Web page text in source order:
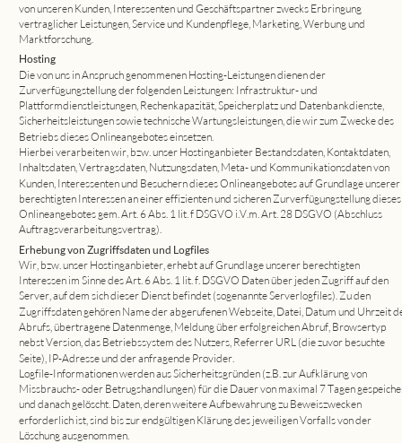
von unseren Kunden, Interessenten und Geschäftspartner zwecks Erbringung
vertraglicher Leistungen, Service und Kundenpflege, Marketing, Werbung und
Marktforschung.
Hosting
Die von uns in Anspruch genommenen Hosting-Leistungen dienen der
Zurverfügungstellung der folgenden Leistungen: Infrastruktur- und
Plattformdienstleistungen, Rechenkapazität, Speicherplatz und Datenbankdienste,
Sicherheitsleistungen sowie technische Wartungsleistungen, die wir zum Zwecke des
Betriebs dieses Onlineangebotes einsetzen.
Hierbei verarbeiten wir, bzw. unser Hostinganbieter Bestandsdaten, Kontaktdaten,
Inhaltsdaten, Vertragsdaten, Nutzungsdaten, Meta- und Kommunikationsdaten von
Kunden, Interessenten und Besuchern dieses Onlineangebotes auf Grundlage unserer
berechtigten Interessen an einer effizienten und sicheren Zurverfügungstellung dieses
Onlineangebotes gem. Art. 6 Abs. 1 lit. f DSGVO i.V.m. Art. 28 DSGVO (Abschluss
Auftragsverarbeitungsvertrag).
Erhebung von Zugriffsdaten und Logfiles
Wir, bzw. unser Hostinganbieter, erhebt auf Grundlage unserer berechtigten
Interessen im Sinne des Art. 6 Abs. 1 lit. f. DSGVO Daten über jeden Zugriff auf den
Server, auf dem sich dieser Dienst befindet (sogenannte Serverlogfiles). Zu den
Zugriffsdaten gehören Name der abgerufenen Webseite, Datei, Datum und Uhrzeit
Abrufs, übertragene Datenmenge, Meldung über erfolgreichen Abruf, Browsertyp
nebst Version, das Betriebssystem des Nutzers, Referrer URL (die zuvor besuchte
Seite), IP-Adresse und der anfragende Provider.
Logfile-Informationen werden aus Sicherheitsgründen (z.B. zur Aufklärung von
Missbrauchs- oder Betrugshandlungen) für die Dauer von maximal 7 Tagen
und danach gelöscht. Daten, deren weitere Aufbewahrung zu Beweiszwecken
erforderlich ist, sind bis zur endgültigen Klärung des jeweiligen Vorfalls von der
Löschung ausgenommen.